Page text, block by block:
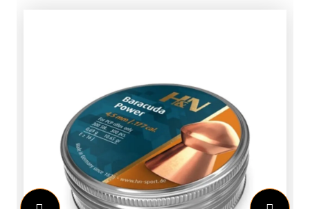
waar voor uw geld! Wij hebben deze
buks met richtkijker volledig compleet
gemaakt zodat u direct start klaar bent
om te schieten!SpecificatiesDe
Hammerli Hunter Force 600 set
bevat:&nbsp;Hammerli Hunter Force
600 (incl. 4x32 richtkijker)Zwarte DBS
Elite foudraalPerfecta kogelvanger100